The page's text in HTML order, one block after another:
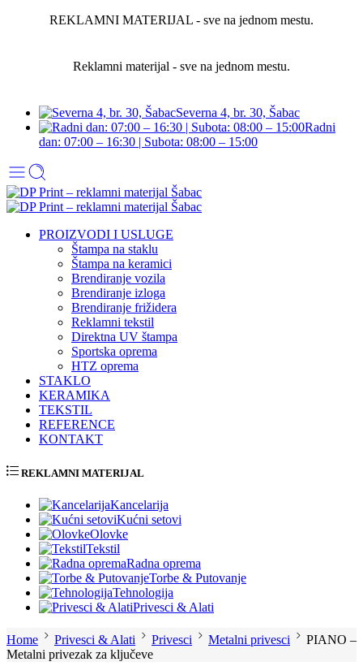
REKLAMNI MATERIJAL - sve na jednom mestu.
Reklamni materijal - sve na jednom mestu.
Severna 4, br. 30, Šabac
Radni
dan: 07:00 – 16:30 | Subota: 08:00 – 15:00
PROIZVODI I USLUGE
Štampa na staklu
Štampa na keramici
Brendiranje vozila
Brendiranje izloga
Brendiranje frižidera
Reklamni tekstil
Direktna UV štampa
Sportska oprema
HTZ oprema
STAKLO
KERAMIKA
TEKSTIL
REFERENCE
KONTAKT
REKLAMNI MATERIJAL
Kancelarija
Kućni setovi
Olovke
Tekstil
Radna oprema
Torbe & Putovanje
Tehnologija
Privesci & Alati
Home Privesci & Alati Privesci Metalni privesci
PIANO –
Metalni privezak za ključeve